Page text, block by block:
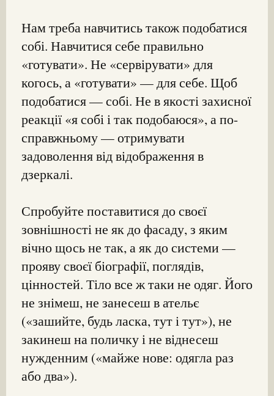
Нам треба навчитись також подобатися
собі. Навчитися себе правильно
«готувати». Не «сервірувати» для
когось, а «готувати» — для себе. Щоб
подобатися — собі. Не в якості захисної
реакції «я собі і так подобаюся», а по-
справжньому — отримувати
задоволення від відображення в
дзеркалі.
Спробуйте поставитися до своєї
зовнішності не як до фасаду, з яким
вічно щось не так, а як до системи —
прояву своєї біографії, поглядів,
цінностей. Тіло все ж таки не одяг. Його
не знімеш, не занесеш в ательє
(«зашийте, будь ласка, тут і тут»), не
закинеш на поличку і не віднесеш
нужденним («майже нове: одягла раз
або два»).